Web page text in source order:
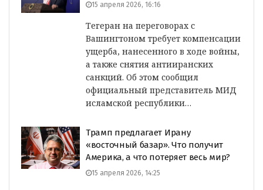
15 апреля 2026, 16:16
Тегеран на переговорах с
Вашингтоном требует компенсации
ущерба, нанесенного в ходе войны,
а также снятия антииранских
санкций. Об этом сообщил
официальный представитель МИД
исламской республики…
Трамп предлагает Ирану
«восточный базар». Что получит
Америка, а что потеряет весь мир?
15 апреля 2026, 14:25